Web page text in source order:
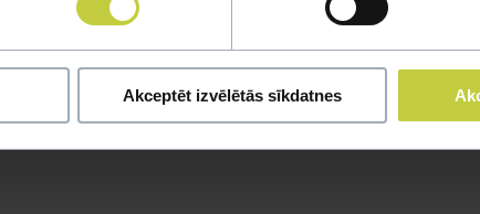
Akceptēt izvēlētās sīkdatnes